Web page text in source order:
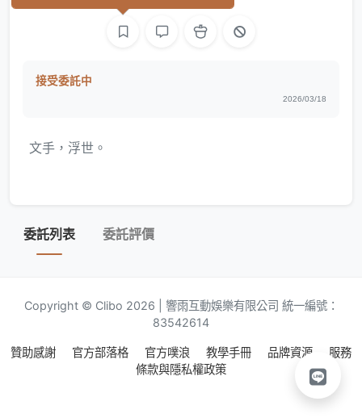
接受委託中
2026/03/18
文手，浮世。
委託列表 委託評價
Copyright © Clibo 2026 | 響雨互動娛樂有限公司 統一編號：
83542614
贊助感謝 官方部落格 官方噗浪 教學手冊 品牌資源
服務
條款與隱私權政策